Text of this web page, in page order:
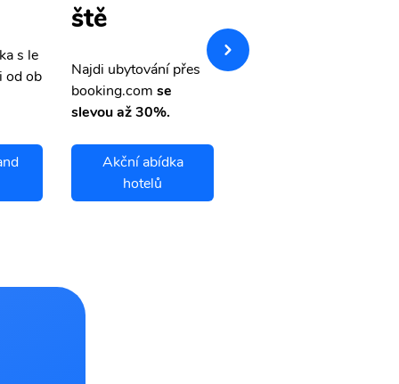
s le
od ob
ště
Najdi ubytování přes
booking.com se
slevou až 30%.
Akční abídka
hotelů
Přehledná stránka s le